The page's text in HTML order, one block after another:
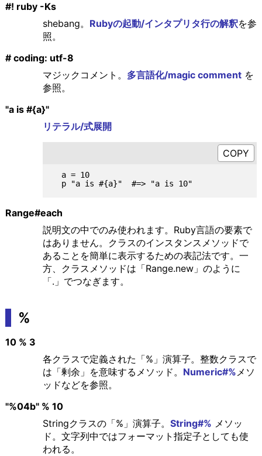
#! ruby -Ks
shebang。 Rubyの起動/インタプリタ行の解釈を参
照。
# coding: utf-8
マジックコメント。 多言語化/magic commentを
参照。
"a is #{a}"
リテラル/式展開
  a = 10
Range#each
説明文の中でのみ使われます。Ruby言語の要素で
はありません。クラスのインスタンスメソッドで
あることを簡単に表示するための表記法です。一
方、クラスメソッドは「Range.new」のように
「.」でつなぎます。
%
10 % 3
各クラスで定義された「%」演算子。整数クラスで
は「剰余」を意味するメソッド。 Numeric#%メソ
ッドなどを参照。
"%04b" % 10
Stringクラスの「%」演算子。 String#% メソッ
ド。文字列中ではフォーマット指定子としても使
われる。